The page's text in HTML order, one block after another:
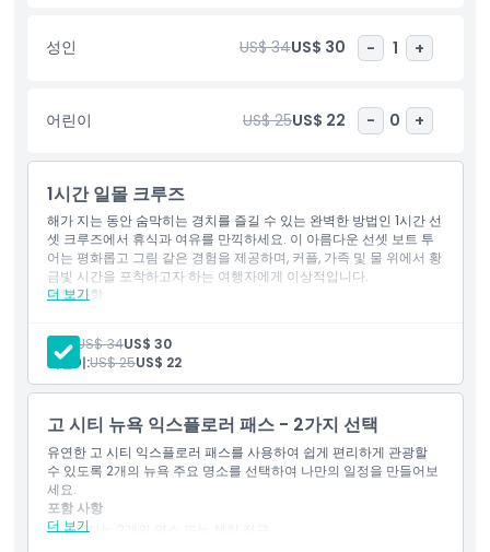
루즈는 반드시 해야 할 저녁 활동입니다. 지금 예약하고 일몰 무렵
물 위에서 이전과는 다른 NYC의 스카이라인을 즐기세요.
하이라이트
포함 사항
아동 성인 정책
알아야 할 사항
가는 방법
성인 US$ 34US$ 30 - 1 +
어린이 US$ 25US$ 22 - 0 +
1시간 일몰 크루즈
해가 지는 동안 숨막히는 경치를 즐길 수 있는 완벽한 방법인 1시간 선
셋 크루즈에서 휴식과 여유를 만끽하세요. 이 아름다운 선셋 보트 투
어는 평화롭고 그림 같은 경험을 제공하며, 커플, 가족 및 물 위에서 황
금빛 시간을 포착하고자 하는 여행자에게 이상적입니다.
더 보기
포함 사항
1시간 크루즈
야외 데크 공간
자유의 여신상 사진 촬영 기회
관람을 위한 초대형 창문 탑재
성인: US$ 34US$ 30
어린이:US$ 25US$ 22
고 시티 뉴욕 익스플로러 패스 - 2가지 선택
유연한 고 시티 익스플로러 패스를 사용하여 쉽게 편리하게 관광할
수 있도록 2개의 뉴욕 주요 명소를 선택하여 나만의 일정을 만들어보
세요.
더 보기
포함 사항
원하는 2개의 명소 또는 체험 접근